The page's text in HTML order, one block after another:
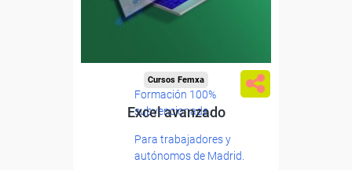
Formación 100%
subvencionada.
Para trabajadores y
autónomos de Madrid.
Cursos Femxa
Excel avanzado